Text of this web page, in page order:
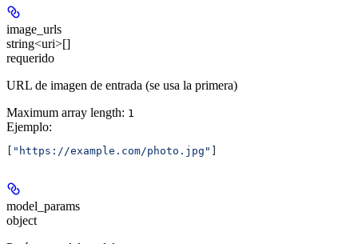
image_urls
string<uri>[]
requerido
URL de imagen de entrada (se usa la primera)
Maximum array length: 1
Ejemplo:
"https://example.com/photo.jpg"
model_params
object